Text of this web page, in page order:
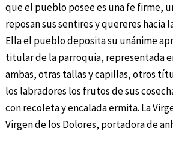
que el pueblo posee es una fe firme,
reposan sus sentires y quereres hacia
Ella el pueblo deposita su unánime
titular de la parroquia, representada
ambas, otras tallas y capillas, otros
los labradores los frutos de sus
con recoleta y encalada ermita. La
Virgen de los Dolores, portadora de